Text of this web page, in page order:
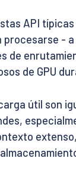
API
-
de
de GPU
útil son